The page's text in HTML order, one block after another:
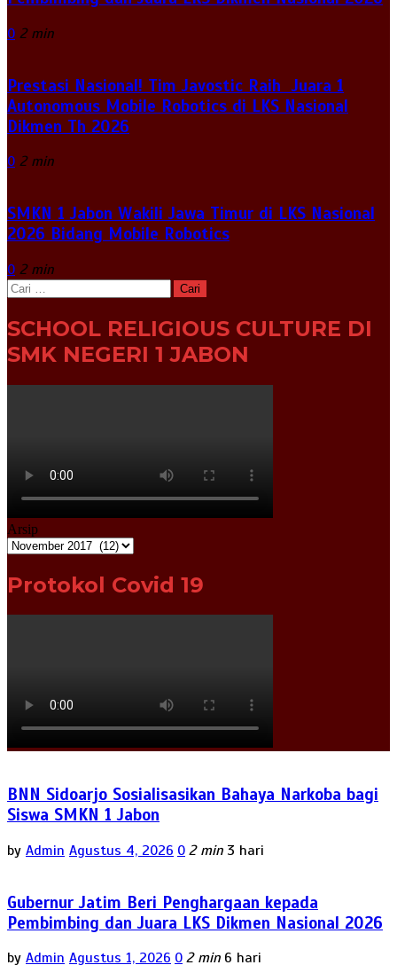
0 2 min
Prestasi Nasional! Tim Javostic Raih Juara 1
Autonomous Mobile Robotics di LKS Nasional
Dikmen Th 2026
0 2 min
SMKN 1 Jabon Wakili Jawa Timur di LKS Nasional
2026 Bidang Mobile Robotics
0 2 min
Cari
untuk:
SCHOOL RELIGIOUS CULTURE DI
SMK NEGERI 1 JABON
Arsip
Protokol Covid 19
BNN Sidoarjo Sosialisasikan Bahaya Narkoba bagi
Siswa SMKN 1 Jabon
by Admin Agustus 4, 2026 0 2 min 3 hari
Gubernur Jatim Beri Penghargaan kepada
Pembimbing dan Juara LKS Dikmen Nasional 2026
by Admin Agustus 1, 2026 0 2 min 6 hari